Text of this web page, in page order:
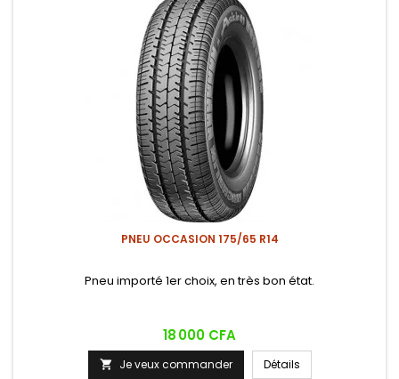
PNEU OCCASION 175/65 R14
Pneu importé 1er choix, en très bon état.
Prix
18 000 CFA
 Je veux commander Détails